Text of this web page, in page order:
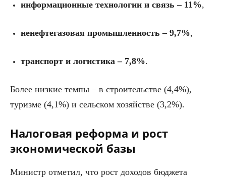
информационные технологии и связь – 11%,
ненефтегазовая промышленность – 9,7%,
транспорт и логистика – 7,8%.
Более низкие темпы – в строительстве (4,4%),
туризме (4,1%) и сельском хозяйстве (3,2%).
Налоговая реформа и рост
экономической базы
Министр отметил, что рост доходов бюджета